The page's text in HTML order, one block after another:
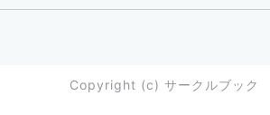
Copyright (c) サークルブック